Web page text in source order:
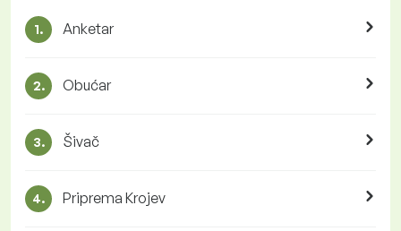
1. Anketar
2. Obućar
3. Šivač
4. Priprema Krojev